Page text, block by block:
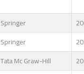
Springer
Springer
Tata Mc Graw-Hill